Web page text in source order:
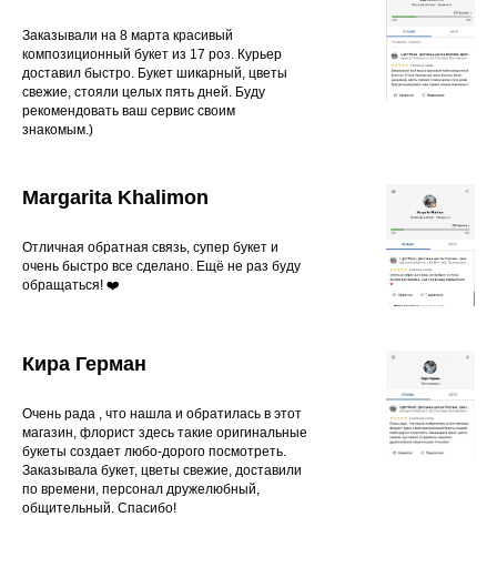
Заказывали на 8 марта красивый
композиционный букет из 17 роз. Курьер
доставил быстро. Букет шикарный, цветы
свежие, стояли целых пять дней. Буду
рекомендовать ваш сервис своим
знакомым.)
Margarita Khalimon
Отличная обратная связь, супер букет и
очень быстро все сделано. Ещё не раз буду
обращаться! ❤️
Кира Герман
Очень рада , что нашла и обратилась в этот
магазин, флорист здесь такие оригинальные
букеты создает любо-дорого посмотреть.
Заказывала букет, цветы свежие, доставили
по времени, персонал дружелюбный,
общительный. Спасибо!